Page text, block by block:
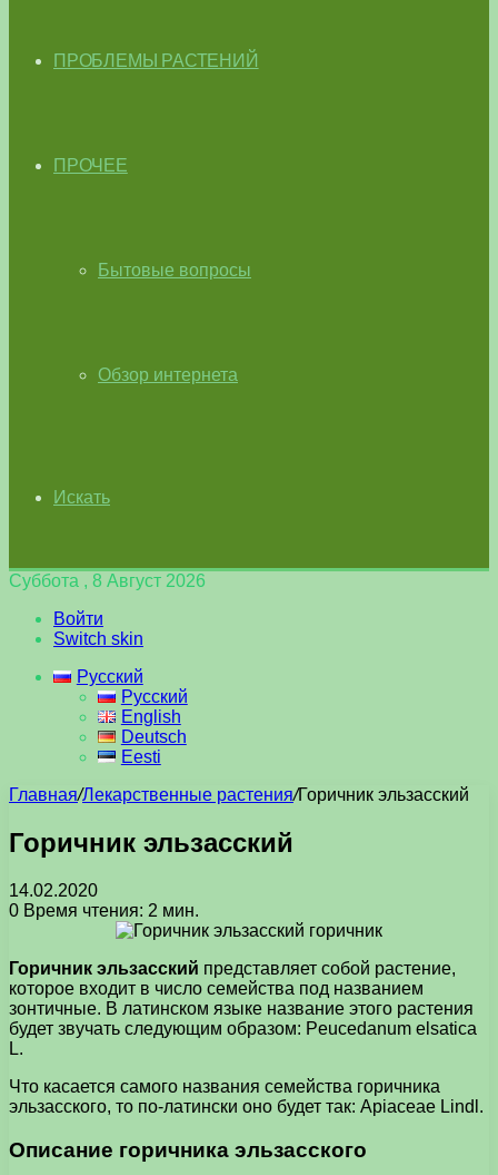
ПРОБЛЕМЫ РАСТЕНИЙ
ПРОЧЕЕ
Бытовые вопросы
Обзор интернета
Искать
Суббота , 8 Август 2026
Войти
Switch skin
Русский
Русский
English
Deutsch
Eesti
Главная/Лекарственные растения/Горичник эльзасский
Горичник эльзасский
14.02.2020
0 Время чтения: 2 мин.
Горичник эльзасский представляет собой растение,
которое входит в число семейства под названием
зонтичные. В латинском языке название этого растения
будет звучать следующим образом: Peucedanum elsatica
L.
Что касается самого названия семейства горичника
эльзасского, то по-латински оно будет так: Apiaceae Lindl.
Описание горичника эльзасского